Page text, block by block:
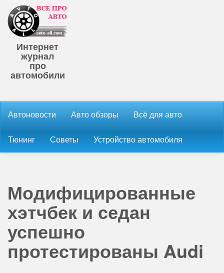
Интернет
журнал
про
автомобили
Автоновости Авто обзоры Всё для авто
Тюнинг Советы Устройство автомобиля
Модифицированные
хэтчбек и седан
успешно
протестированы Audi